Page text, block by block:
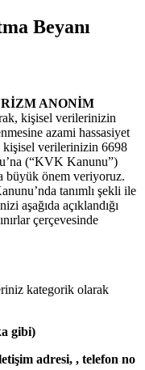
Beyanı
ANONİM
kişisel verilerinizin
azami hassasiyet
verilerinizin 6698
(“KVK Kanunu”)
büyük önem veriyoruz.
tanımlı şekli ile
aşağıda açıklandığı
çerçevesinde
kategorik olarak
gibi)
adresi, , telefon no